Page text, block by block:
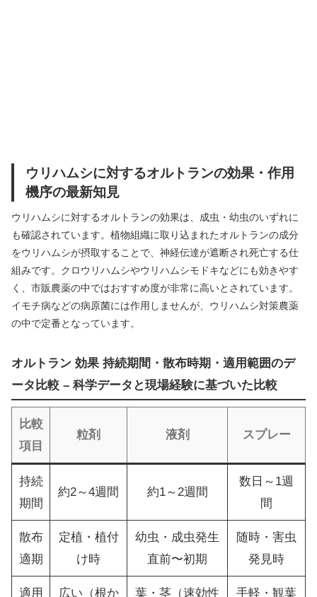
ウリハムシに対するオルトランの効果・作用
機序の最新知見
ウリハムシに対するオルトランの効果は、成虫・幼虫のいずれに
も確認されています。植物組織に取り込まれたオルトランの成分
をウリハムシが摂取することで、神経伝達が遮断され死亡する仕
組みです。クロウリハムシやウリハムシモドキなどにも効きやす
く、市販農薬の中ではおすすめ度が非常に高いとされています。
イモチ病などの病原菌には作用しませんが、ウリハムシ対策農薬
の中で定番となっています。
オルトラン 効果 持続期間・散布時期・適用範囲のデ
ータ比較 – 科学データと現場経験に基づいた比較
比較
項目
粒剤 液剤 スプレー
持続
期間
約2～4週間 約1～2週間
数日～1週
間
散布
適期
定植・植付
け時
幼虫・成虫発生
直前〜初期
随時・害虫
発見時
適用
広い（根か
葉・茎（速効性
手軽・観葉